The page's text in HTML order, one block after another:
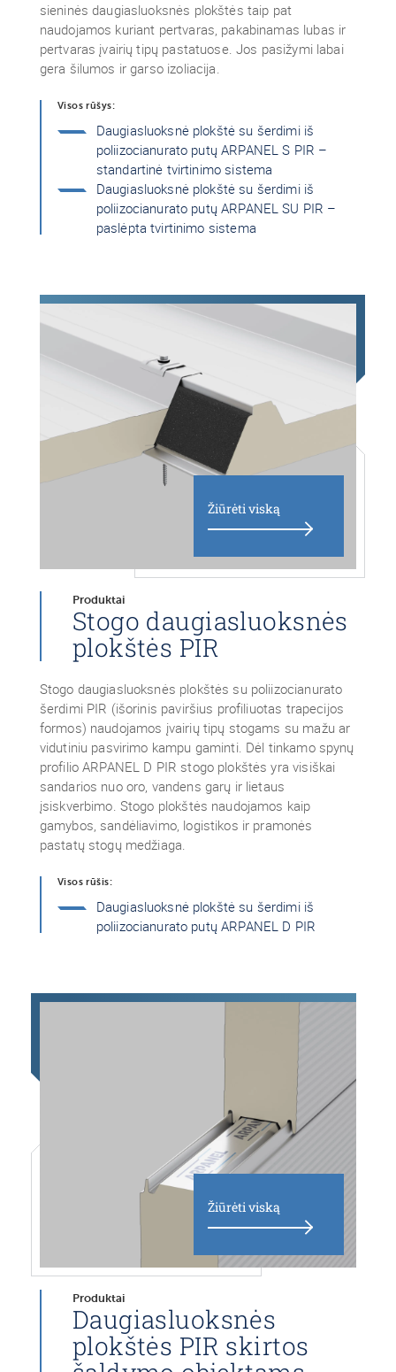
sieninės daugiasluoksnės plokštės taip pat
naudojamos kuriant pertvaras, pakabinamas lubas ir
pertvaras įvairių tipų pastatuose. Jos pasižymi labai
gera šilumos ir garso izoliacija.
Visos rūšys:
Daugiasluoksnė plokštė su šerdimi iš
poliizocianurato putų ARPANEL S PIR –
standartinė tvirtinimo sistema
Daugiasluoksnė plokštė su šerdimi iš
poliizocianurato putų ARPANEL SU PIR –
paslėpta tvirtinimo sistema
Žiūrėti viską
Produktai
Stogo daugiasluoksnės
plokštės PIR
Stogo daugiasluoksnės plokštės su poliizocianurato
šerdimi PIR (išorinis paviršius profiliuotas trapecijos
formos) naudojamos įvairių tipų stogams su mažu ar
vidutiniu pasvirimo kampu gaminti. Dėl tinkamo spynų
profilio ARPANEL D PIR stogo plokštės yra visiškai
sandarios nuo oro, vandens garų ir lietaus
įsiskverbimo. Stogo plokštės naudojamos kaip
gamybos, sandėliavimo, logistikos ir pramonės
pastatų stogų medžiaga.
Visos rūšis:
Daugiasluoksnė plokštė su šerdimi iš
poliizocianurato putų ARPANEL D PIR
Žiūrėti viską
Produktai
Daugiasluoksnės
plokštės PIR skirtos